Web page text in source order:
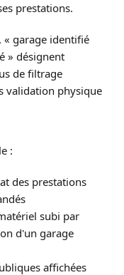
prestations.
« garage identifié
» désignent
de filtrage
validation physique
:
des prestations
subi par
d'un garage
affichées